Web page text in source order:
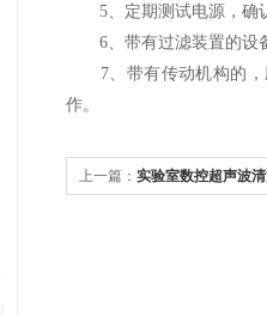
5、定期测试电源，确认
6、带有过滤装置的设
7、带有传动机构的，
作。
上一篇： 实验室数控超声波